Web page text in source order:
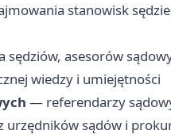
stanowisk
sędziów, asesorów
wiedzy i umiejętności
— referendarzy
sądów i